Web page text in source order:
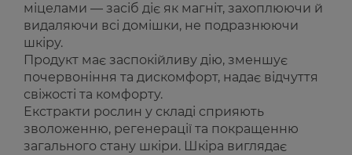
міцелами — засіб діє як магніт, захоплюючи й
видаляючи всі домішки, не подразнюючи
шкіру.
Продукт має заспокійливу дію, зменшує
почервоніння та дискомфорт, надає відчуття
свіжості та комфорту.
Екстракти рослин у складі сприяють
зволоженню, регенерації та покращенню
загального стану шкіри. Шкіра виглядає